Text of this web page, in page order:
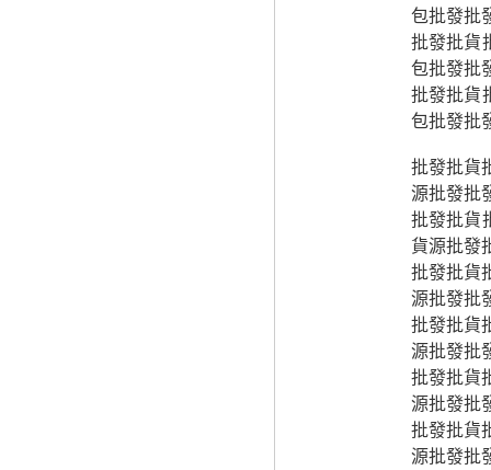
包批發批
批發批貨
包批發批
批發批貨
包批發批
批發批貨
源批發批
批發批貨
貨源批發
批發批貨
源批發批
批發批貨
源批發批
批發批貨
源批發批
批發批貨
源批發批